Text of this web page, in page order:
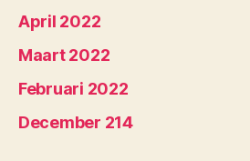
April 2022
Maart 2022
Februari 2022
December 214